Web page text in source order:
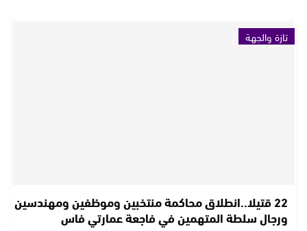
تازة والجهة
22 قتيلا..انطلاق محاكمة منتخبين وموظفين ومهندسين
ورجال سلطة المتهمين في فاجعة عمارتي فاس